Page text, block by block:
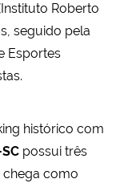
Roberto
seguido pela
Esportes
histórico com
possui três
chega como